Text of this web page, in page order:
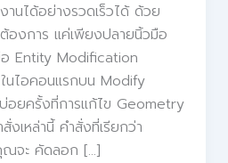
นได้อย่างรวดเร็วได้ ด้วย
งการ แค่เพียงปลายนิ้วมือ
Entity Modification
ในไอคอนแรกบน Modify
อยครั้งที่การแก้ไข Geometry
งเหล่านี้ คำสั่งที่เรียกว่า
ณจะ คัดลอก […]